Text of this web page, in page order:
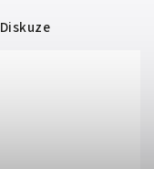
Diskuze